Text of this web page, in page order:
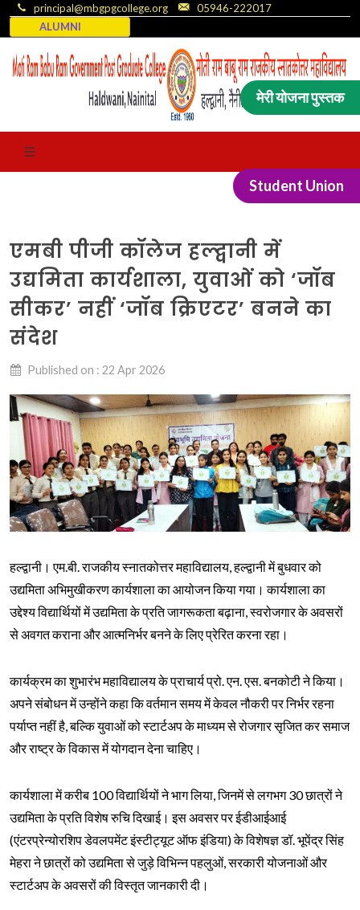
principal@mbgpgcollege.org 05946-222017
मेरी योजना पुस्तक
ALUMNI
Student Union
एमबी पीजी कॉलेज हल्द्वानी में
उद्यमिता कार्यशाला, युवाओं को ‘जॉब
सीकर’ नहीं ‘जॉब क्रिएटर’ बनने का
संदेश
Published on : 22 Apr 2026
हल्द्वानी। एम.बी. राजकीय स्नातकोत्तर महाविद्यालय, हल्द्वानी में बुधवार को
उद्यमिता अभिमुखीकरण कार्यशाला का आयोजन किया गया। कार्यशाला का
उद्देश्य विद्यार्थियों में उद्यमिता के प्रति जागरूकता बढ़ाना, स्वरोजगार के अवसरों
से अवगत कराना और आत्मनिर्भर बनने के लिए प्रेरित करना रहा।
कार्यक्रम का शुभारंभ महाविद्यालय के प्राचार्य प्रो. एन. एस. बनकोटी ने किया।
अपने संबोधन में उन्होंने कहा कि वर्तमान समय में केवल नौकरी पर निर्भर रहना
पर्याप्त नहीं है, बल्कि युवाओं को स्टार्टअप के माध्यम से रोजगार सृजित कर समाज
और राष्ट्र के विकास में योगदान देना चाहिए।
कार्यशाला में करीब 100 विद्यार्थियों ने भाग लिया, जिनमें से लगभग 30 छात्रों ने
उद्यमिता के प्रति विशेष रुचि दिखाई। इस अवसर पर ईडीआईआई
(एंटरप्रेन्योरशिप डेवलपमेंट इंस्टीट्यूट ऑफ इंडिया) के विशेषज्ञ डॉ. भूपेंद्र सिंह
मेहरा ने छात्रों को उद्यमिता से जुड़े विभिन्न पहलुओं, सरकारी योजनाओं और
स्टार्टअप के अवसरों की विस्तृत जानकारी दी।